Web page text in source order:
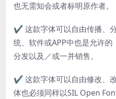
也无需知会或者标明原作者。
✔ 这款字体可以自由传播、
统、软件或APP中也是允许
分发以及／或一并销售。
✔ 这款字体可以自由修改、
体也必须同样以SIL Open